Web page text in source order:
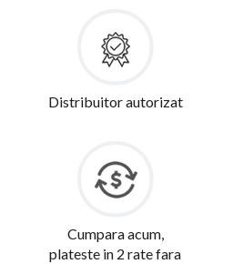
Distribuitor autorizat
Cumpara acum,
plateste in 2 rate fara